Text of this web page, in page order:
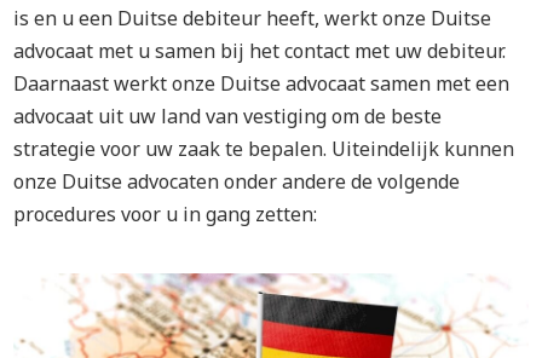
is en u een Duitse debiteur heeft, werkt onze Duitse
advocaat met u samen bij het contact met uw debiteur.
Daarnaast werkt onze Duitse advocaat samen met een
advocaat uit uw land van vestiging om de beste
strategie voor uw zaak te bepalen. Uiteindelijk kunnen
onze Duitse advocaten onder andere de volgende
procedures voor u in gang zetten: